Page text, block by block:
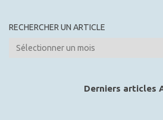
RECHERCHER UN ARTICLE
Rechercher
Derniers articles